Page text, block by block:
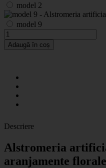
model 2
model 9
Adaugă în coș
Descriere
Alstromeria
aranjamente